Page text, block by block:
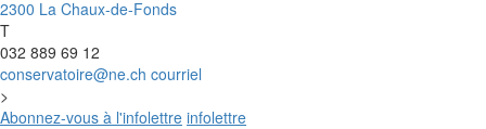
2300 La Chaux-de-Fonds
T
032 889 69 12
conservatoire@ne.ch courriel
>
Abonnez-vous à l'infolettre infolettre